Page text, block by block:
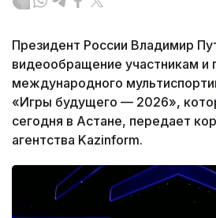
Президент России Владимир
видеообращение участникам и
международного
«Игры будущего — 2026»,
сегодня в Астане, передает
агентства Kazinform.